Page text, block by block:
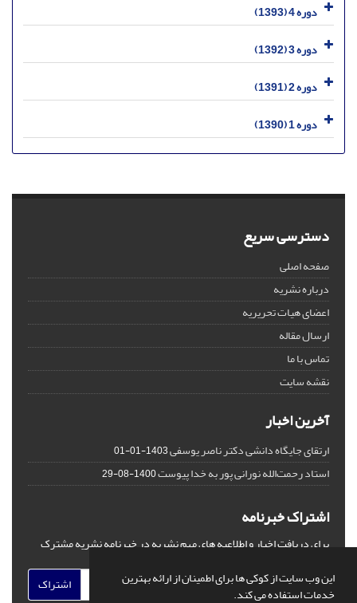
این وب سایت از کوکی ها برای اطمینان از ارائه بهترین
خدمات استفاده می کند.
دوره 4 (1393)
دوره 3 (1392)
دوره 2 (1391)
دوره 1 (1390)
دسترسی سریع
صفحه اصلی
درباره نشریه
اعضای هیات تحریریه
ارسال مقاله
تماس با ما
نقشه سایت
آخرین اخبار
ارتقای جایگاه دانشی دکتر ناصر یوسفی1403-01-01
استاد رحمت‌الله نورانی پور به خدا پیوست1400-08-29
اشتراک خبرنامه
برای دریافت اخبار و اطلاعیه های مهم نشریه در خبرنامه نشریه مشترک
اشتراک